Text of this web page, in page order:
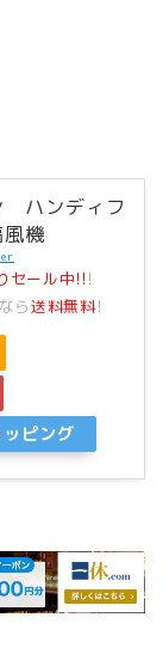
ハンディフ
機
セール中!! !
ら送料無料!
ピング